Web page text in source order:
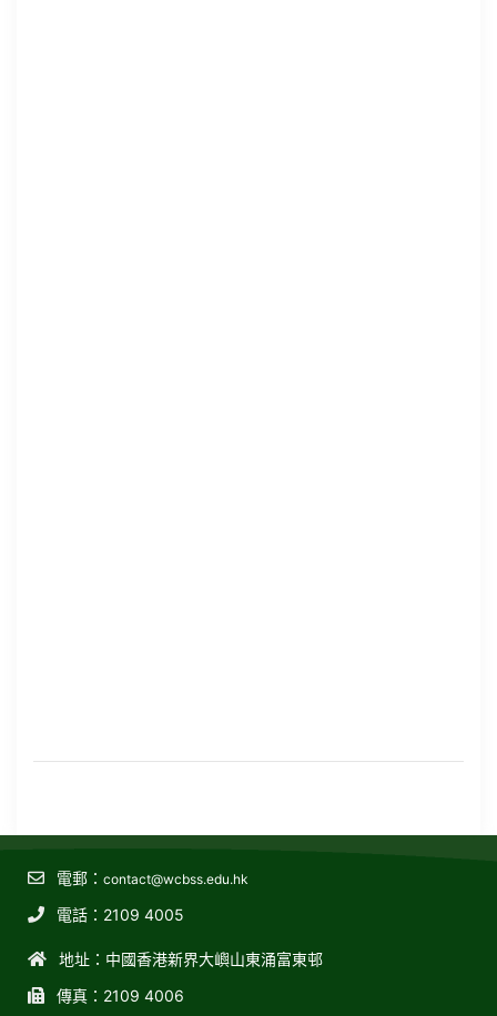
電郵： contact@wcbss.edu.hk
電話：2109 4005
地址：中國香港新界大嶼山東涌富東邨
傳真：2109 4006